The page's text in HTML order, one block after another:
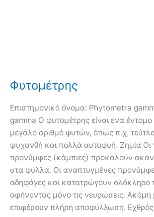
Φυτομέτρης
Επιστημονικό όνομα: Phytometra
gamma Ο φυτομέτρης είναι ένα
μεγάλο αριθμό φυτών, όπως π.χ.
ψυχανθή και πολλά αυτοφυή. Ζημία Οι
προνύμφες (κάμπιες) προκαλούν
στα φύλλα. Οι αναπτυγμένες
αδηφάγες και κατατρώγουν ολόκληρο
αφήνοντας μόνο τις νευρώσεις. Ακόμη
επιφέρουν πλήρη αποφύλλωση. Εχθρός